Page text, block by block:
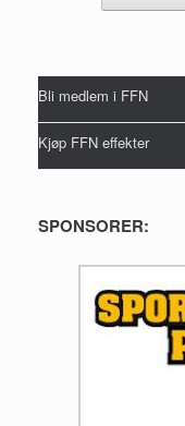
Bli medlem i FFN
Kjøp FFN effekter
SPONSORER: